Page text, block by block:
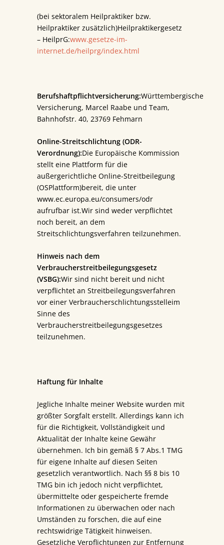
(bei sektoralem Heilpraktiker bzw.
Heilpraktiker zusätzlich)Heilpraktikergesetz
– HeilprG:www.gesetze-im-
internet.de/heilprg/index.html
Berufshaftpflichtversicherung:Württembergische
Versicherung, Marcel Raabe und Team,
Bahnhofstr. 40, 23769 Fehmarn
Online-Streitschlichtung (ODR-
Verordnung):Die Europäische Kommission
stellt eine Plattform für die
außergerichtliche Online-Streitbeilegung
(OSPlattform)bereit, die unter
www.ec.europa.eu/consumers/odr
aufrufbar ist.Wir sind weder verpflichtet
noch bereit, an dem
Streitschlichtungsverfahren teilzunehmen.
Hinweis nach dem
Verbraucherstreitbeilegungsgesetz
(VSBG):Wir sind nicht bereit und nicht
verpflichtet an Streitbeilegungsverfahren
vor einer Verbraucherschlichtungsstelleim
Sinne des
Verbraucherstreitbeilegungsgesetzes
teilzunehmen.
Haftung für Inhalte
Jegliche Inhalte meiner Website wurden mit
größter Sorgfalt erstellt. Allerdings kann ich
für die Richtigkeit, Vollständigkeit und
Aktualität der Inhalte keine Gewähr
übernehmen. Ich bin gemäß § 7 Abs.1 TMG
für eigene Inhalte auf diesen Seiten
gesetzlich verantwortlich. Nach §§ 8 bis 10
TMG bin ich jedoch nicht verpflichtet,
übermittelte oder gespeicherte fremde
Informationen zu überwachen oder nach
Umständen zu forschen, die auf eine
rechtswidrige Tätigkeit hinweisen.
Gesetzliche Verpflichtungen zur Entfernung